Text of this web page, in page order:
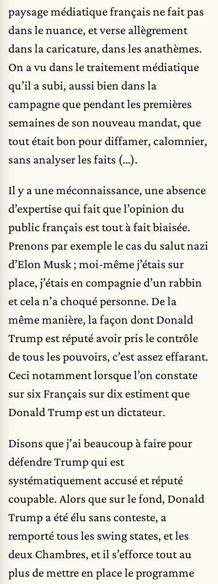
paysage médiatique français ne fait pas
dans le nuance, et verse allègrement
dans la caricature, dans les anathèmes.
On a vu dans le traitement médiatique
qu’il a subi, aussi bien dans la
campagne que pendant les premières
semaines de son nouveau mandat, que
tout était bon pour diffamer, calomnier,
sans analyser les faits (…).
Il y a une méconnaissance, une absence
d’expertise qui fait que l’opinion du
public français est tout à fait biaisée.
Prenons par exemple le cas du salut nazi
d’Elon Musk ; moi-même j’étais sur
place, j’étais en compagnie d’un rabbin
et cela n’a choqué personne. De la
même manière, la façon dont Donald
Trump est réputé avoir pris le contrôle
de tous les pouvoirs, c’est assez effarant.
Ceci notamment lorsque l’on constate
sur six Français sur dix estiment que
Donald Trump est un dictateur.
Disons que j’ai beaucoup à faire pour
défendre Trump qui est
systématiquement accusé et réputé
coupable. Alors que sur le fond, Donald
Trump a été élu sans conteste, a
remporté tous les swing states, et les
deux Chambres, et il s’efforce tout au
plus de mettre en place le programme